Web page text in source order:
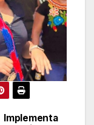
Implementa